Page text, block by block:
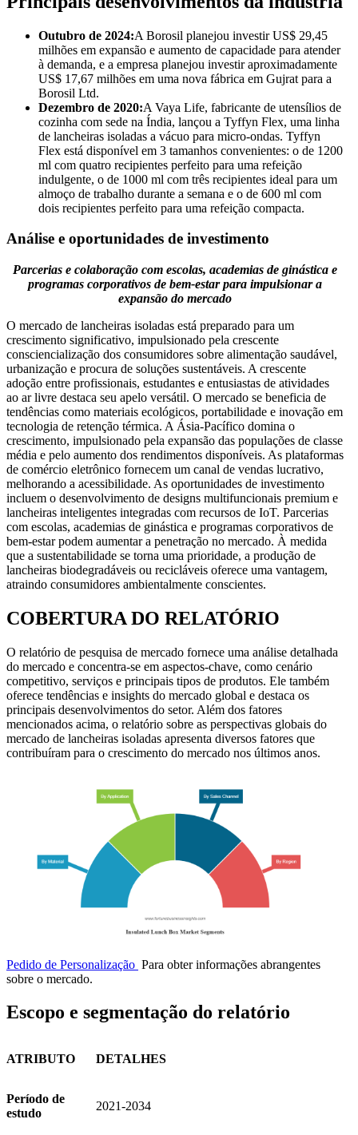
Outubro de 2024:A Borosil planejou investir US$ 29,45
milhões em expansão e aumento de capacidade para atender
à demanda, e a empresa planejou investir aproximadamente
US$ 17,67 milhões em uma nova fábrica em Gujrat para a
Borosil Ltd.
Dezembro de 2020:A Vaya Life, fabricante de utensílios de
cozinha com sede na Índia, lançou a Tyffyn Flex, uma linha
de lancheiras isoladas a vácuo para micro-ondas. Tyffyn
Flex está disponível em 3 tamanhos convenientes: o de 1200
ml com quatro recipientes perfeito para uma refeição
indulgente, o de 1000 ml com três recipientes ideal para um
almoço de trabalho durante a semana e o de 600 ml com
dois recipientes perfeito para uma refeição compacta.
Análise e oportunidades de investimento
Parcerias e colaboração com escolas, academias de ginástica e
programas corporativos de bem-estar para impulsionar a
expansão do mercado
O mercado de lancheiras isoladas está preparado para um
crescimento significativo, impulsionado pela crescente
consciencialização dos consumidores sobre alimentação saudável,
urbanização e procura de soluções sustentáveis. A crescente
adoção entre profissionais, estudantes e entusiastas de atividades
ao ar livre destaca seu apelo versátil. O mercado se beneficia de
tendências como materiais ecológicos, portabilidade e inovação em
tecnologia de retenção térmica. A Ásia-Pacífico domina o
crescimento, impulsionado pela expansão das populações de classe
média e pelo aumento dos rendimentos disponíveis. As plataformas
de comércio eletrônico fornecem um canal de vendas lucrativo,
melhorando a acessibilidade. As oportunidades de investimento
incluem o desenvolvimento de designs multifuncionais premium e
lancheiras inteligentes integradas com recursos de IoT. Parcerias
com escolas, academias de ginástica e programas corporativos de
bem-estar podem aumentar a penetração no mercado. À medida
que a sustentabilidade se torna uma prioridade, a produção de
lancheiras biodegradáveis ​​ou recicláveis ​​oferece uma vantagem,
atraindo consumidores ambientalmente conscientes.
COBERTURA DO RELATÓRIO
O relatório de pesquisa de mercado fornece uma análise detalhada
do mercado e concentra-se em aspectos-chave, como cenário
competitivo, serviços e principais tipos de produtos. Ele também
oferece tendências e insights do mercado global e destaca os
principais desenvolvimentos do setor. Além dos fatores
mencionados acima, o relatório sobre as perspectivas globais do
mercado de lancheiras isoladas apresenta diversos fatores que
contribuíram para o crescimento do mercado nos últimos anos.
Pedido de Personalização Para obter informações abrangentes
sobre o mercado.
Escopo e segmentação do relatório
ATRIBUTO DETALHES
Período de
estudo
2021-2034